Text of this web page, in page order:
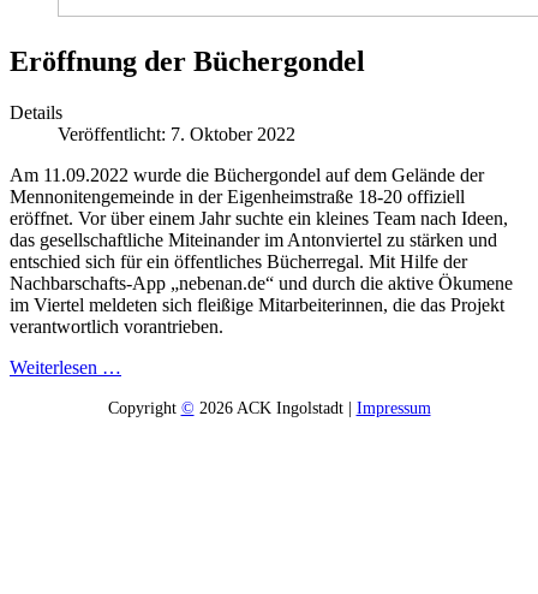
Eröffnung der Büchergondel
Details
Veröffentlicht: 7. Oktober 2022
Am 11.09.2022 wurde die Büchergondel auf dem Gelände der
Mennonitengemeinde in der Eigenheimstraße 18-20 offiziell
eröffnet. Vor über einem Jahr suchte ein kleines Team nach Ideen,
das gesellschaftliche Miteinander im Antonviertel zu stärken und
entschied sich für ein öffentliches Bücherregal. Mit Hilfe der
Nachbarschafts-App „nebenan.de“ und durch die aktive Ökumene
im Viertel meldeten sich fleißige Mitarbeiterinnen, die das Projekt
verantwortlich vorantrieben.
Weiterlesen …
Copyright © 2026 ACK Ingolstadt | Impressum